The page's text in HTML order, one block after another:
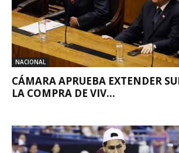
NACIONAL
CÁMARA APRUEBA EXTENDER
LA COMPRA DE VIV...